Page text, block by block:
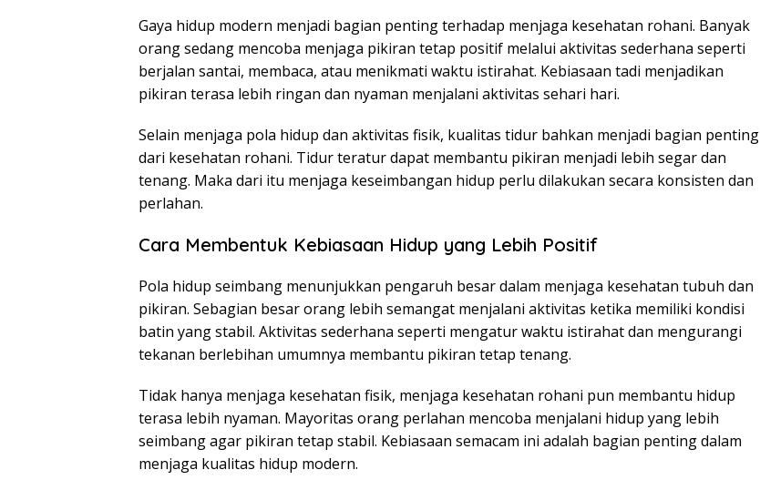
Gaya hidup modern menjadi bagian penting terhadap menjaga kesehatan rohani. Banyak
orang sedang mencoba menjaga pikiran tetap positif melalui aktivitas sederhana seperti
berjalan santai, membaca, atau menikmati waktu istirahat. Kebiasaan tadi menjadikan
pikiran terasa lebih ringan dan nyaman menjalani aktivitas sehari hari.
Selain menjaga pola hidup dan aktivitas fisik, kualitas tidur bahkan menjadi bagian penting
dari kesehatan rohani. Tidur teratur dapat membantu pikiran menjadi lebih segar dan
tenang. Maka dari itu menjaga keseimbangan hidup perlu dilakukan secara konsisten dan
perlahan.
Cara Membentuk Kebiasaan Hidup yang Lebih Positif
Pola hidup seimbang menunjukkan pengaruh besar dalam menjaga kesehatan tubuh dan
pikiran. Sebagian besar orang lebih semangat menjalani aktivitas ketika memiliki kondisi
batin yang stabil. Aktivitas sederhana seperti mengatur waktu istirahat dan mengurangi
tekanan berlebihan umumnya membantu pikiran tetap tenang.
Tidak hanya menjaga kesehatan fisik, menjaga kesehatan rohani pun membantu hidup
terasa lebih nyaman. Mayoritas orang perlahan mencoba menjalani hidup yang lebih
seimbang agar pikiran tetap stabil. Kebiasaan semacam ini adalah bagian penting dalam
menjaga kualitas hidup modern.